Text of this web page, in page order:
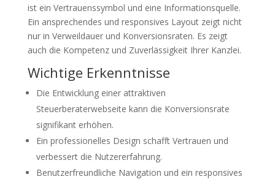
ist ein Vertrauenssymbol und eine Informationsquelle.
Ein ansprechendes und responsives Layout zeigt nicht
nur in Verweildauer und Konversionsraten. Es zeigt
auch die Kompetenz und Zuverlässigkeit Ihrer Kanzlei.
Wichtige Erkenntnisse
Die Entwicklung einer attraktiven
Steuerberaterwebseite kann die Konversionsrate
signifikant erhöhen.
Ein professionelles Design schafft Vertrauen und
verbessert die Nutzererfahrung.
Benutzerfreundliche Navigation und ein responsives